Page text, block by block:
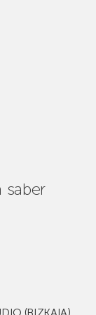
saber